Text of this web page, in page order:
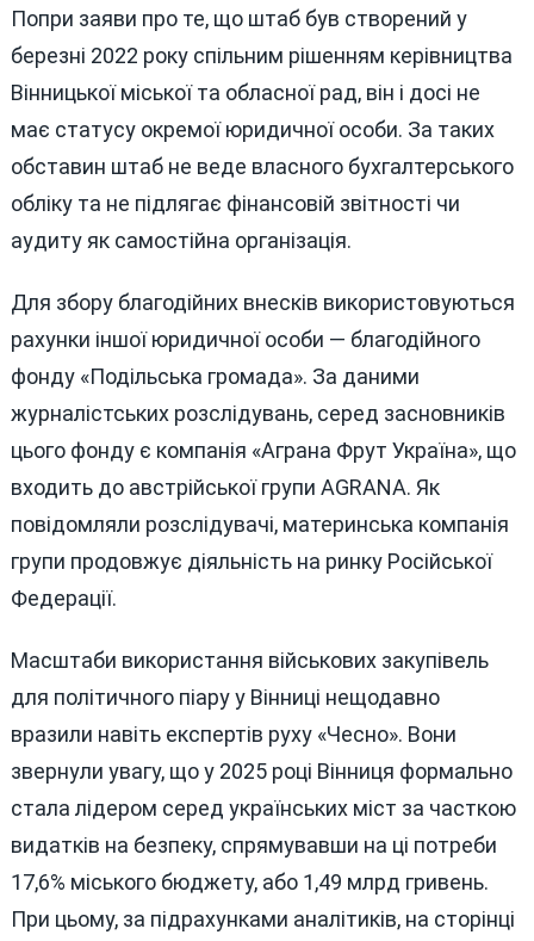
Попри заяви про те, що штаб був створений у
березні 2022 року спільним рішенням керівництва
Вінницької міської та обласної рад, він і досі не
має статусу окремої юридичної особи. За таких
обставин штаб не веде власного бухгалтерського
обліку та не підлягає фінансовій звітності чи
аудиту як самостійна організація.
Для збору благодійних внесків використовуються
рахунки іншої юридичної особи — благодійного
фонду «Подільська громада». За даними
журналістських розслідувань, серед засновників
цього фонду є компанія «Аграна Фрут Україна», що
входить до австрійської групи AGRANA. Як
повідомляли розслідувачі, материнська компанія
групи продовжує діяльність на ринку Російської
Федерації.
Масштаби використання військових закупівель
для політичного піару у Вінниці нещодавно
вразили навіть експертів руху «Чесно». Вони
звернули увагу, що у 2025 році Вінниця формально
стала лідером серед українських міст за часткою
видатків на безпеку, спрямувавши на ці потреби
17,6% міського бюджету, або 1,49 млрд гривень.
При цьому, за підрахунками аналітиків, на сторінці